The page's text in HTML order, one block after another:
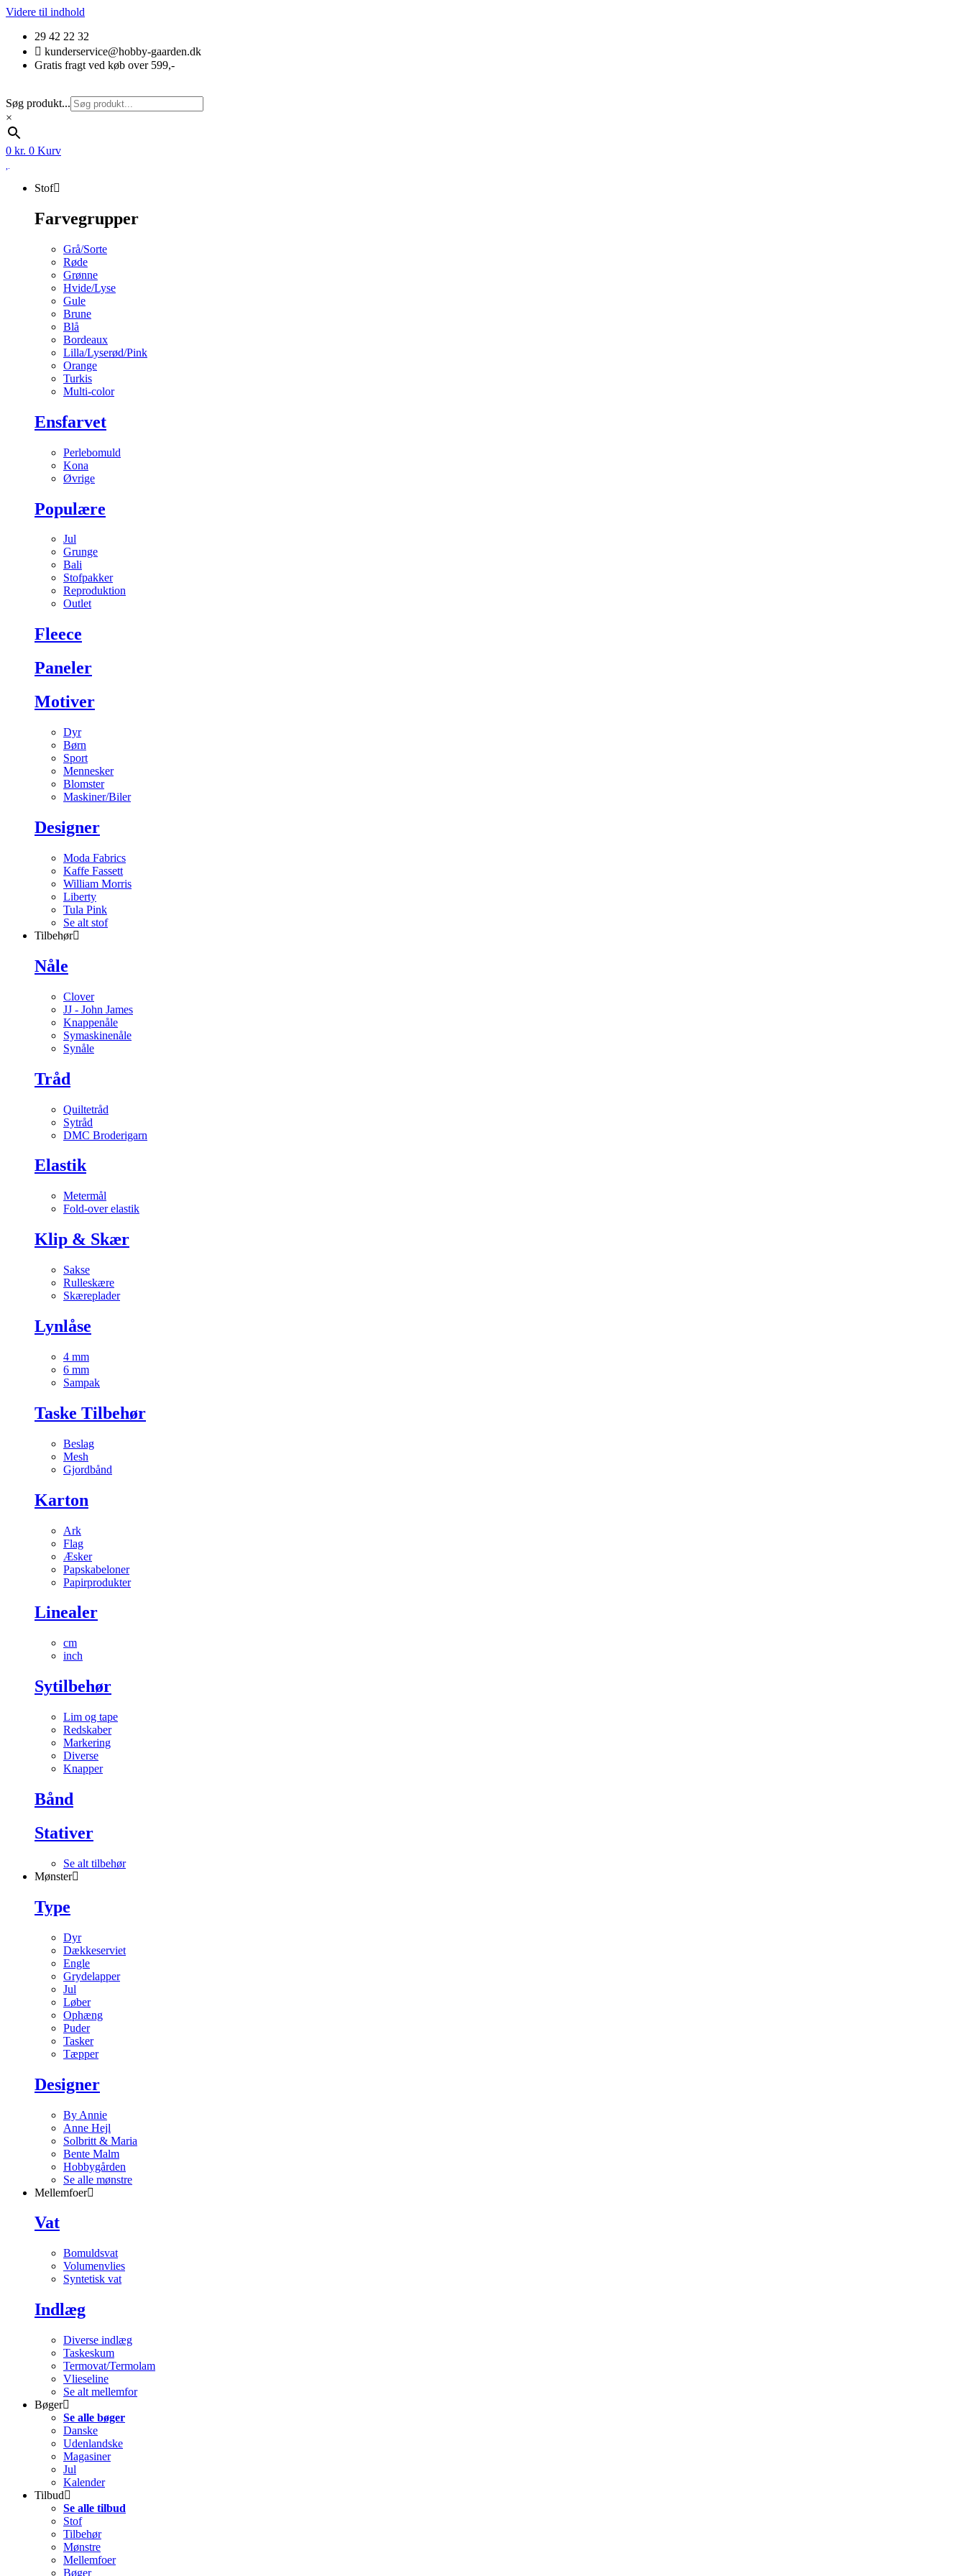
Videre til indhold
29 42 22 32
kunderservice@hobby-gaarden.dk
Gratis fragt ved køb over 599,-
Søg produkt...
×
0 kr. 0 Kurv
Stof
Farvegrupper
Grå/Sorte
Røde
Grønne
Hvide/Lyse
Gule
Brune
Blå
Bordeaux
Lilla/Lyserød/Pink
Orange
Turkis
Multi-color
Ensfarvet
Perlebomuld
Kona
Øvrige
Populære
Jul
Grunge
Bali
Stofpakker
Reproduktion
Outlet
Fleece
Paneler
Motiver
Dyr
Børn
Sport
Mennesker
Blomster
Maskiner/Biler
Designer
Moda Fabrics
Kaffe Fassett
William Morris
Liberty
Tula Pink
Se alt stof
Tilbehør
Nåle
Clover
JJ - John James
Knappenåle
Symaskinenåle
Synåle
Tråd
Quiltetråd
Sytråd
DMC Broderigarn
Elastik
Metermål
Fold-over elastik
Klip & Skær
Sakse
Rulleskære
Skæreplader
Lynlåse
4 mm
6 mm
Sampak
Taske Tilbehør
Beslag
Mesh
Gjordbånd
Karton
Ark
Flag
Æsker
Papskabeloner
Papirprodukter
Linealer
cm
inch
Sytilbehør
Lim og tape
Redskaber
Markering
Diverse
Knapper
Bånd
Stativer
Se alt tilbehør
Mønster
Type
Dyr
Dækkeserviet
Engle
Grydelapper
Jul
Løber
Ophæng
Puder
Tasker
Tæpper
Designer
By Annie
Anne Hejl
Solbritt & Maria
Bente Malm
Hobbygården
Se alle mønstre
Mellemfoer
Vat
Bomuldsvat
Volumenvlies
Syntetisk vat
Indlæg
Diverse indlæg
Taskeskum
Termovat/Termolam
Vlieseline
Se alt mellemfor
Bøger
Se alle bøger
Danske
Udenlandske
Magasiner
Jul
Kalender
Tilbud
Se alle tilbud
Stof
Tilbehør
Mønstre
Mellemfoer
Bøger